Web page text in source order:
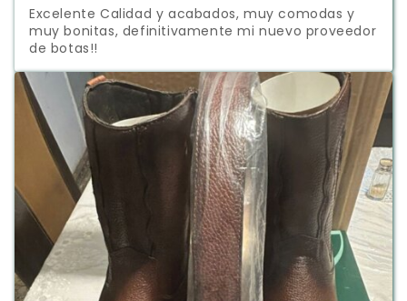
Excelente Calidad y acabados, muy comodas y
muy bonitas, definitivamente mi nuevo proveedor
de botas!!